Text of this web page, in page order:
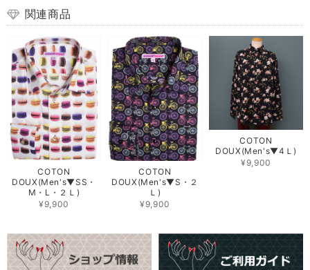
関連商品
COTON
DOUX(Men's▼SS・
M・L・２Ｌ)
¥9,900
COTON
DOUX(Men's▼S・２
Ｌ)
¥9,900
COTON
DOUX(Men's▼4Ｌ)
¥9,900